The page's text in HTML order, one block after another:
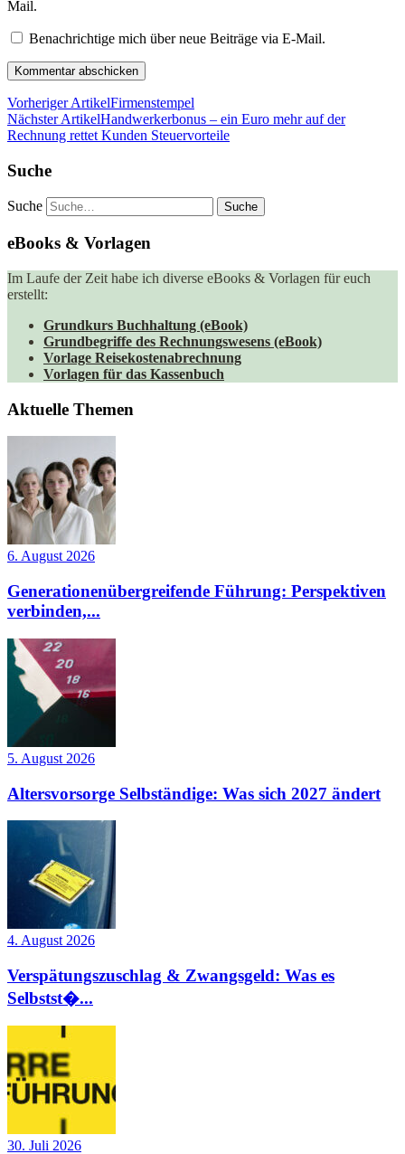
Mail.
Benachrichtige mich über neue Beiträge via E-Mail.
Vorheriger ArtikelFirmenstempel
Nächster ArtikelHandwerkerbonus – ein Euro mehr auf der
Rechnung rettet Kunden Steuervorteile
Suche
Suche
eBooks & Vorlagen
Im Laufe der Zeit habe ich diverse eBooks & Vorlagen für euch
erstellt:
Grundkurs Buchhaltung (eBook)
Grundbegriffe des Rechnungswesens (eBook)
Vorlage Reisekostenabrechnung
Vorlagen für das Kassenbuch
Aktuelle Themen
6. August 2026
Generationenübergreifende Führung: Perspektiven
verbinden,...
5. August 2026
Altersvorsorge Selbständige: Was sich 2027 ändert
4. August 2026
Verspätungszuschlag & Zwangsgeld: Was es
Selbstst�...
30. Juli 2026